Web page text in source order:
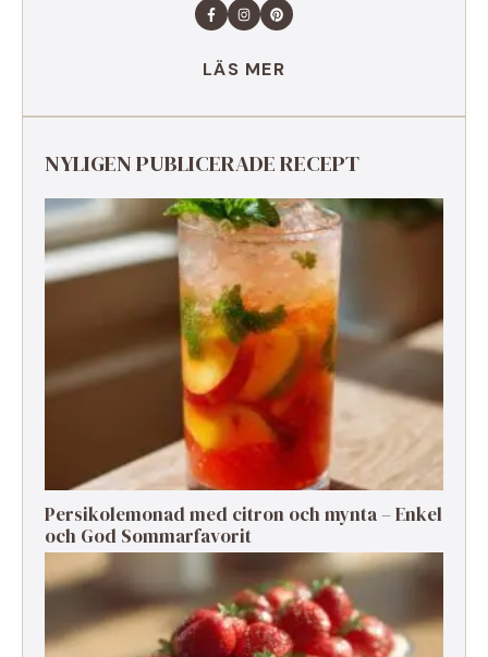
LÄS MER
NYLIGEN PUBLICERADE RECEPT
Persikolemonad med citron och mynta – Enkel
och God Sommarfavorit